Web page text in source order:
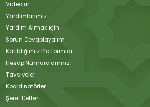
Videolar
Yardımlarımız
Yardım Almak İçin
Sorun Cevaplayalım
Katıldığımız Platformlar
Hesap Numaralarımız
Tavsiyeler
Koordinatörler
Şeref Defteri